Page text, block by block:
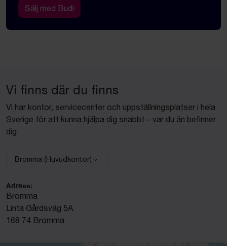
Sälj med Budi
Vi finns där du finns
Vi har kontor, servicecenter och uppställningsplatser i hela
Sverige för att kunna hjälpa dig snabbt – var du än befinner
dig.
Välj anläggning:
Bromma (Huvudkontor)
Adress:
Bromma
Linta Gårdsväg 5A
168 74 Bromma